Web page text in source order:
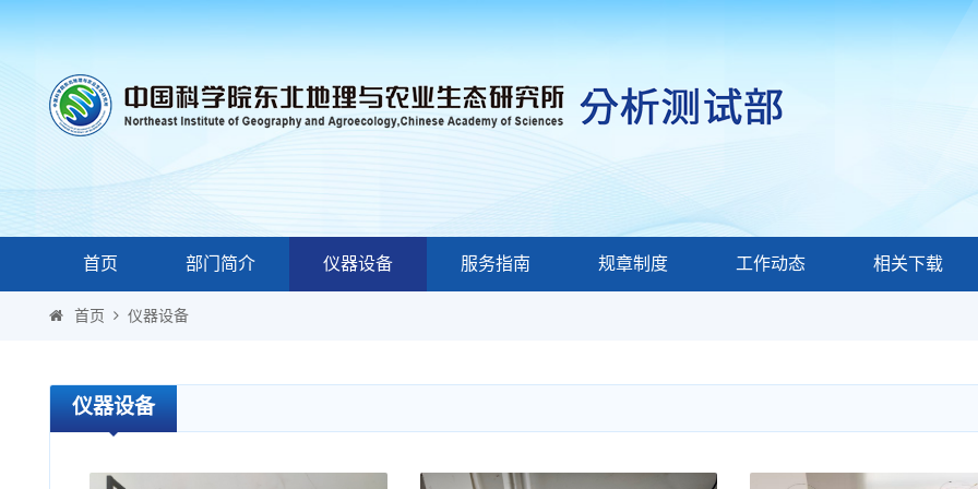
首页 部门简介 仪器设备 服务指南 规章制度 工作动态 相关下载
首页 仪器设备
仪器设备